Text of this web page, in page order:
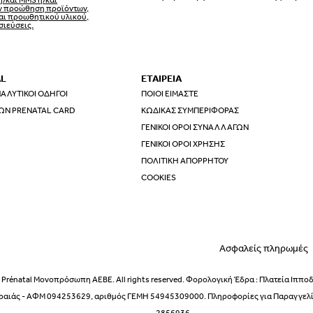
ΕΣΩΡΟΥΧΑ ΕΓΚΥΜΟΣΥΝΗΣ
ΕΣΩΡΟΥΧΑ ΓΙΑ ΜΕΤΑ ΤΟΝ
προώθηση προϊόντων,
προωθητικού υλικού,
ΟΔΗΓΟΊ
PRENATAL CARD
ΕΤΑΙΡΕΙΑ
ΠΟΙΟΙ ΕΊΜΑΣΤΕ
ΚΏΔΙΚΑΣ ΣΥΜΠΕΡΙΦΟΡΆΣ
ΓΕΝΙΚΟΊ ΌΡΟΙ ΣΥΝΑΛΛΑΓΏΝ
ΓΕΝΙΚΟΊ ΌΡΟΙ ΧΡΉΣΗΣ
ΠΟΛΙΤΙΚΉ ΑΠΟΡΡΉΤΟΥ
COOKIES
Ασφαλείς πληρωμές
Μονοπρόσωπη ΑΕΒΕ. All rights reserved. Φορολογική Έδρα : Πλατεία
- ΑΦΜ 094253629, αριθμός ΓΕΜΗ 54945309000. Πληροφορίες για